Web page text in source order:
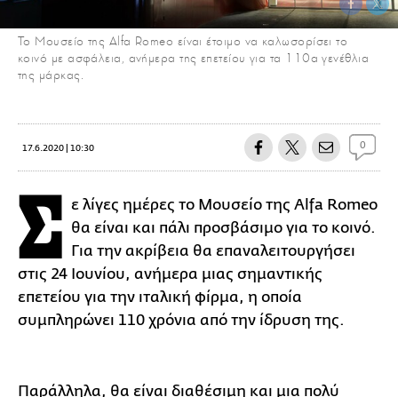
Το Μουσείο της Alfa Romeo είναι έτοιμο να καλωσορίσει το
κοινό με ασφάλεια, ανήμερα της επετείου για τα 110α γενέθλια
της μάρκας.
17.6.2020 | 10:30 0
Σ ε λίγες ημέρες το Μουσείο της Alfa Romeo
θα είναι και πάλι προσβάσιμο για το κοινό.
Για την ακρίβεια θα επαναλειτουργήσει
στις 24 Ιουνίου, ανήμερα μιας σημαντικής
επετείου για την ιταλική φίρμα, η οποία
συμπληρώνει 110 χρόνια από την ίδρυση της.
Παράλληλα, θα είναι διαθέσιμη και μια πολύ